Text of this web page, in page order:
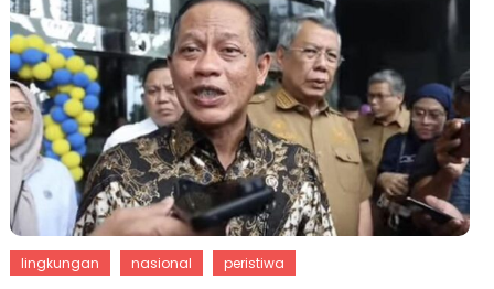
lingkungan nasional peristiwa